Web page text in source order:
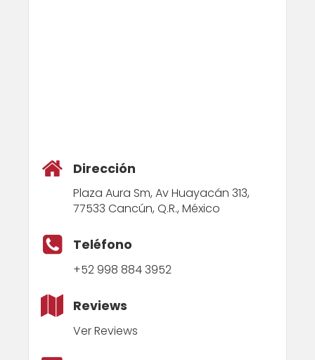
Dirección
Plaza Aura Sm, Av Huayacán 313,
77533 Cancún, Q.R., México
Teléfono
+52 998 884 3952
Reviews
Ver Reviews